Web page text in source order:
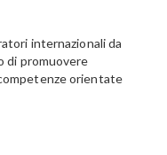
internazionali da
di promuovere
orientate